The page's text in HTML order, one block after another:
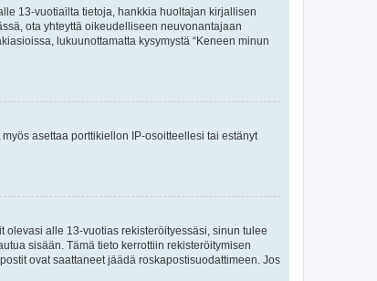
13-vuotiailta tietoja, hankkia huoltajan kirjallisen
ota yhteyttä oikeudelliseen neuvonantajaan
lukuunottamatta kysymystä “Keneen minun
asettaa porttikiellon IP-osoitteellesi tai estänyt
olevasi alle 13-vuotias rekisteröityessäsi, sinun tulee
sisään. Tämä tieto kerrottiin rekisteröitymisen
ovat saattaneet jäädä roskapostisuodattimeen. Jos